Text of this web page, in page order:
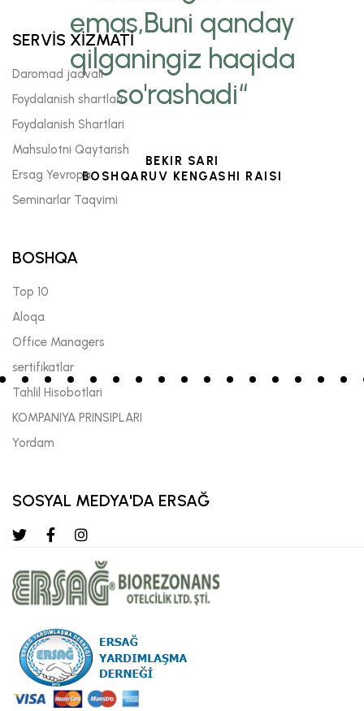
emas,Buni qanday
qilganingiz haqida
so'rashadi“
BEKIR SARI
BOSHQARUV KENGASHI RAISI
SERVİS XİZMATİ
Daromad jadvali
Foydalanish shartlari
Foydalanish Shartlari
Mahsulotni Qaytarish
Ersag Yevropa
Seminarlar Taqvimi
BOSHQA
Top 10
Aloqa
Offıce Managers
sertifikatlar
Tahlil Hisobotlari
KOMPANIYA PRINSIPLARI
Yordam
SOSYAL MEDYA'DA ERSAĞ